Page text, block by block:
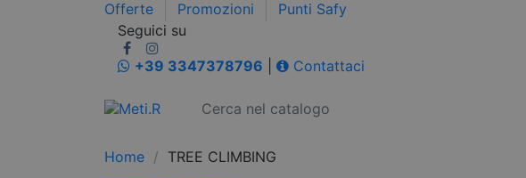
Offerte Promozioni Punti Safy
Seguici su
+39 3347378796
Contattaci
Home TREE CLIMBING